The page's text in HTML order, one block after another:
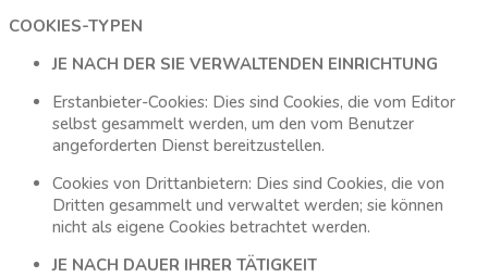
COOKIES-TYPEN
JE NACH DER SIE VERWALTENDEN EINRICHTUNG
Erstanbieter-Cookies: Dies sind Cookies, die vom Editor
selbst gesammelt werden, um den vom Benutzer
angeforderten Dienst bereitzustellen.
Cookies von Drittanbietern: Dies sind Cookies, die von
Dritten gesammelt und verwaltet werden; sie können
nicht als eigene Cookies betrachtet werden.
JE NACH DAUER IHRER TÄTIGKEIT